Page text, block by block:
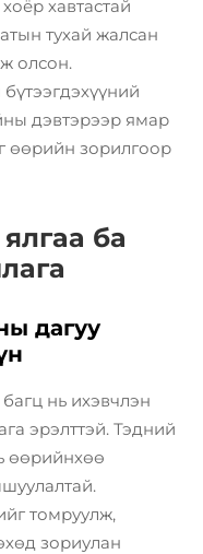
хавтастай
тухай жалсан
олсон.
дэвтэрээр ямар
өөрийн зорилгоор
ба
дагуу
нь ихэвчлэн
эрэлттэй. Тэдний
өөрийнхөө
томруулж,
зориулан